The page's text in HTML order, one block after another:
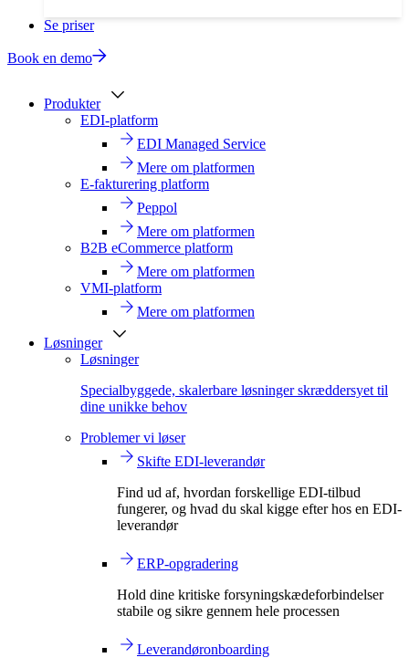
Se priser
Book en demo
Produkter
EDI-platform
EDI Managed Service
Mere om platformen
E-fakturering platform
Peppol
Mere om platformen
B2B eCommerce platform
Mere om platformen
VMI-platform
Mere om platformen
Løsninger
Løsninger
Specialbyggede, skalerbare løsninger skræddersyet til
dine unikke behov
Problemer vi løser
Skifte EDI-leverandør
Find ud af, hvordan forskellige EDI-tilbud
fungerer, og hvad du skal kigge efter hos en EDI-
leverandør
ERP-opgradering
Hold dine kritiske forsyningskædeforbindelser
stabile og sikre gennem hele processen
Leverandøronboarding